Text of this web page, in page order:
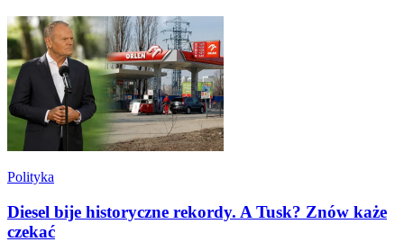
Polityka
Diesel bije historyczne rekordy. A Tusk? Znów każe
czekać